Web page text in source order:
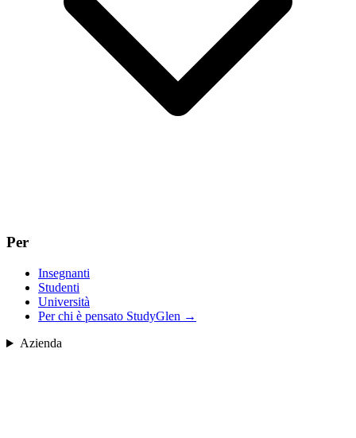
Per
Insegnanti
Studenti
Università
Per chi è pensato StudyGlen →
Azienda